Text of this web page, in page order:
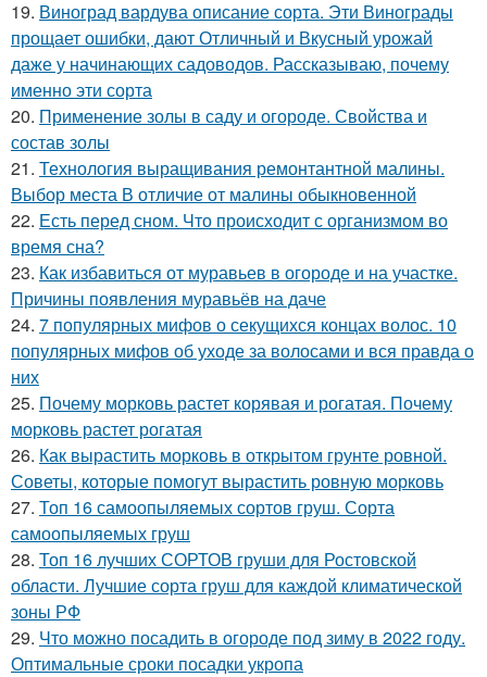
19. Виноград вардува описание сорта. Эти Винограды
прощает ошибки, дают Отличный и Вкусный урожай
даже у начинающих садоводов. Рассказываю, почему
именно эти сорта
20. Применение золы в саду и огороде. Свойства и
состав золы
21. Технология выращивания ремонтантной малины.
Выбор места В отличие от малины обыкновенной
22. Есть перед сном. Что происходит с организмом во
время сна?
23. Как избавиться от муравьев в огороде и на участке.
Причины появления муравьёв на даче
24. 7 популярных мифов о секущихся концах волос. 10
популярных мифов об уходе за волосами и вся правда о
них
25. Почему морковь растет корявая и рогатая. Почему
морковь растет рогатая
26. Как вырастить морковь в открытом грунте ровной.
Советы, которые помогут вырастить ровную морковь
27. Топ 16 самоопыляемых сортов груш. Сорта
самоопыляемых груш
28. Топ 16 лучших СОРТОВ груши для Ростовской
области. Лучшие сорта груш для каждой климатической
зоны РФ
29. Что можно посадить в огороде под зиму в 2022 году.
Оптимальные сроки посадки укропа